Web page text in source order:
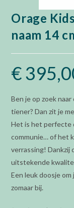
Orage
naam 14
€
Ben je op zoek
tiener? Dan zit je
Het is het perfecte
communie… of het
verrassing! Dankzij
uitstekende
Een leuk doosje
zomaar bij.